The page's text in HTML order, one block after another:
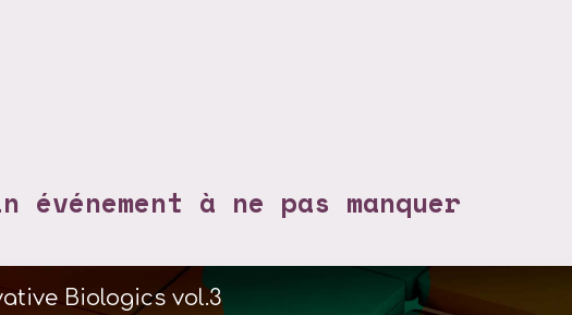
événement à ne pas manquer
Biologics vol.3